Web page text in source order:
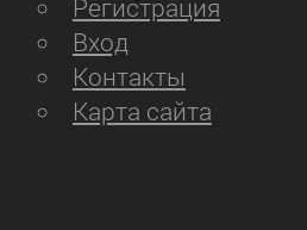
Регистрация
Вход
Контакты
Карта сайта